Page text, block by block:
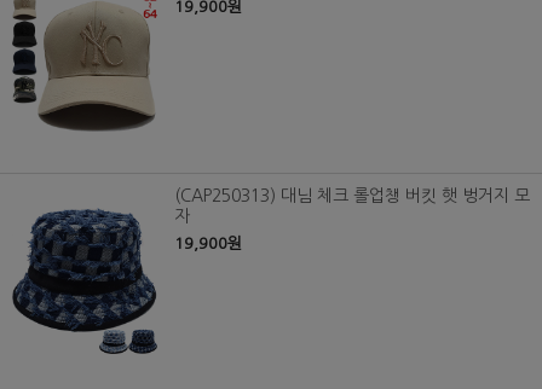
19,900원
(CAP250313) 대님 체크 롤업챙 버킷 햇 벙거지 모
자
19,900원